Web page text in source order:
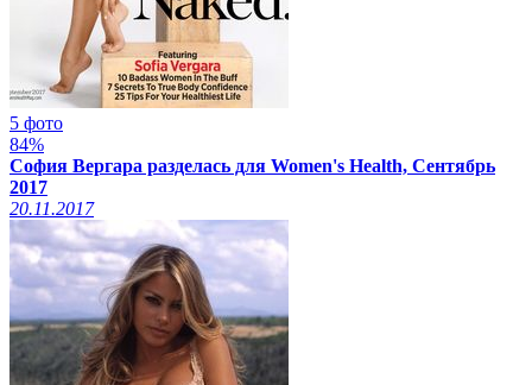
5 фото
84%
София Вергара разделась для Women's Health, Сентябрь
2017
20.11.2017